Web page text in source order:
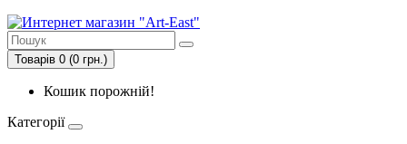
Товарів 0 (0 грн.)
Кошик порожній!
Категорії